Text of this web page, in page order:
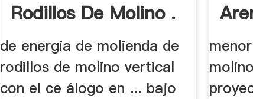
Rodillos De Molino .
de energia de molienda de
rodillos de molino vertical
con el ce álogo en ... bajo